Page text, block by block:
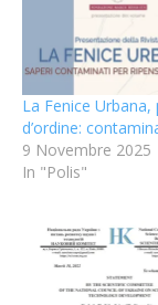
La Fenice Urbana,
d’ordine:
9 Novembre 2025
In "Polis"